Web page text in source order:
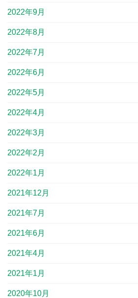
2022年9月
2022年8月
2022年7月
2022年6月
2022年5月
2022年4月
2022年3月
2022年2月
2022年1月
2021年12月
2021年7月
2021年6月
2021年4月
2021年1月
2020年10月